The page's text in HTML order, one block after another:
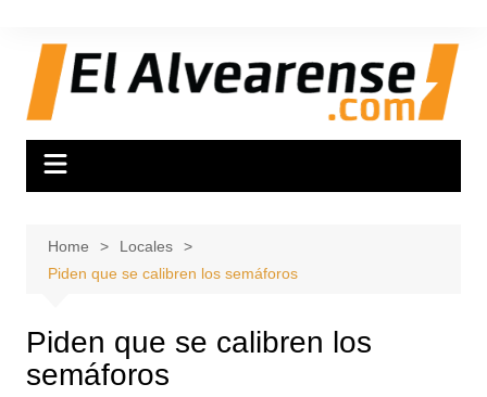
content
Home
Locales
Piden que se calibren los semáforos
Piden que se calibren los
semáforos